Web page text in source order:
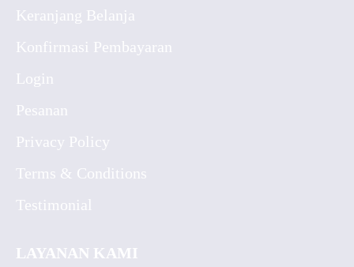
Keranjang Belanja
Konfirmasi Pembayaran
Login
Pesanan
Privacy Policy
Terms & Conditions
Testimonial
LAYANAN KAMI